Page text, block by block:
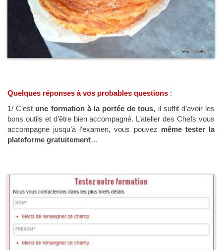
Quelques réponses à vos probables questions :
1/ C’est une formation à la portée de tous, il suffit d’avoir les
bons outils et d’être bien accompagné. L’atelier des Chefs vous
accompagne jusqu’à l’examen, vous pouvez même tester la
plateforme gratuitement…